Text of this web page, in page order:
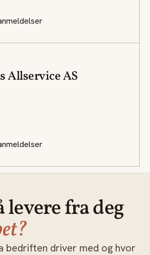
Allservice AS
fra deg
bedriften driver med og hvor